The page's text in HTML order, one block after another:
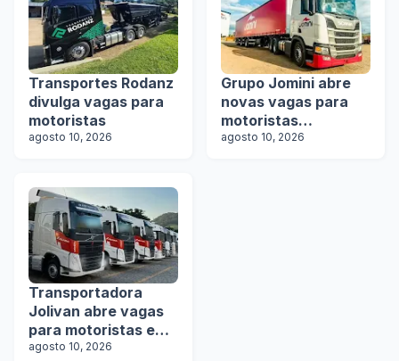
Transportes Rodanz
divulga vagas para
motoristas
agosto 10, 2026
Grupo Jomini abre
novas vagas para
motoristas
categoria D e E
agosto 10, 2026
Transportadora
Jolivan abre vagas
para motoristas em
5 estados
agosto 10, 2026